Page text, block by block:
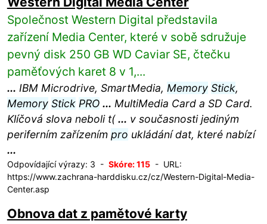
Společnost Western Digital představila
zařízení Media Center, které v sobě sdružuje
pevný disk 250 GB WD Caviar SE, čtečku
paměťových karet 8 v 1,...
... IBM Microdrive, SmartMedia, Memory Stick,
Memory Stick PRO ... MultiMedia Card a SD Card.
Klíčová slova neboli t(... v současnosti jediným
periferním zařízením pro ukládání dat, které nabízí
...
Odpovídající výrazy: 3 - Skóre: 115- URL:
https://www.zachrana-harddisku.cz/cz/Western-Digital-Media-
Center.asp
Obnova dat z pamětové karty